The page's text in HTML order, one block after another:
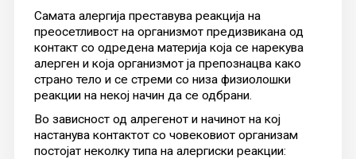
Самата алергија преставува реакција на
преосетливост на организмот предизвикана од
контакт со одредена материја која се нарекува
алерген и која организмот ја препознацва како
страно тело и се стреми со низа физиолошки
реакции на некој начин да се одбрани.
Во зависност од алрегенот и начинот на кој
настанува контактот со човековиот организам
постојат неколку типа на алергиски реакции: